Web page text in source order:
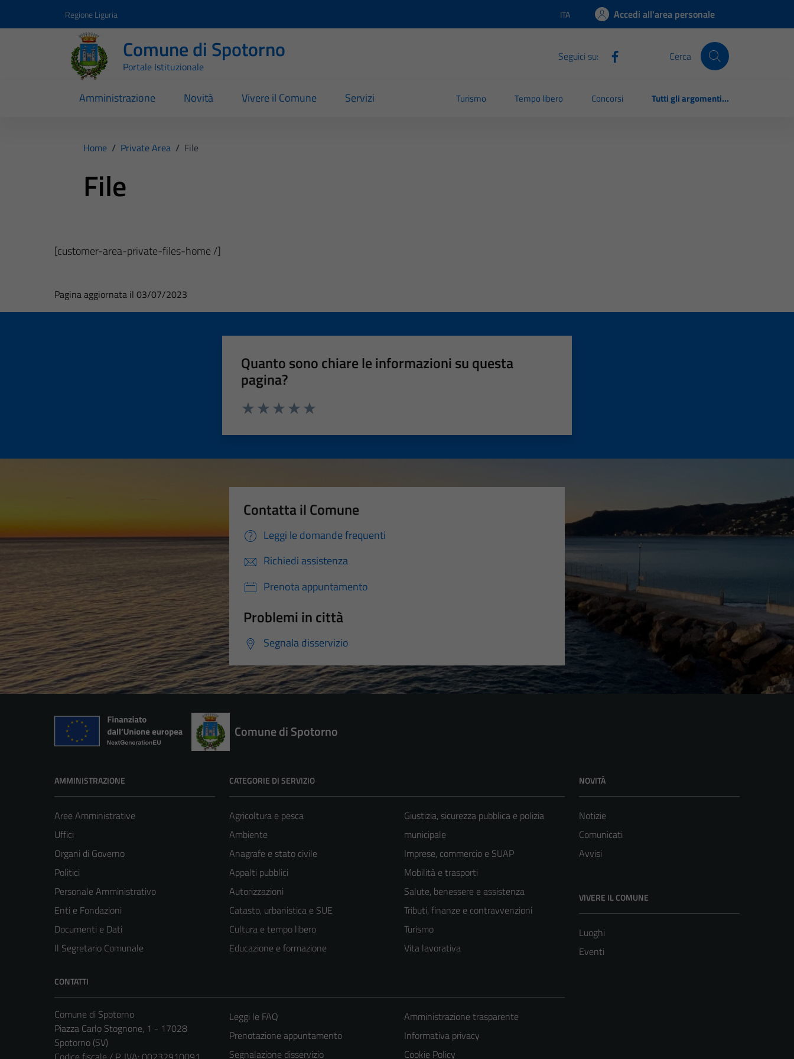
Regione Liguria Lingua attiva:
ITA Accedi all'area personale
Comune di Spotorno
Portale Istituzionale
Seguici su: Cerca
Amministrazione Novità Vivere il Comune Servizi Turismo Tempo libero Concorsi Tutti gli argomenti...
Home / Private Area / File
File
[customer-area-private-files-home /]
Pagina aggiornata il 03/07/2023
Quanto sono chiare le informazioni su questa
pagina?
Contatta il Comune
Leggi le domande frequenti
Richiedi assistenza
Prenota appuntamento
Problemi in città
Segnala disservizio
Comune di Spotorno
AMMINISTRAZIONE
Aree Amministrative
Uffici
Organi di Governo
Politici
Personale Amministrativo
Enti e Fondazioni
Documenti e Dati
Il Segretario Comunale
CATEGORIE DI SERVIZIO
Agricoltura e pesca
Ambiente
Anagrafe e stato civile
Appalti pubblici
Autorizzazioni
Catasto, urbanistica e SUE
Cultura e tempo libero
Educazione e formazione
Giustizia, sicurezza pubblica e polizia
municipale
Imprese, commercio e SUAP
Mobilità e trasporti
Salute, benessere e assistenza
Tributi, finanze e contravvenzioni
Turismo
Vita lavorativa
NOVITÀ
Notizie
Comunicati
Avvisi
VIVERE IL COMUNE
Luoghi
Eventi
CONTATTI
Comune di Spotorno
Piazza Carlo Stognone, 1 - 17028
Spotorno (SV)
Leggi le FAQ
Prenotazione appuntamento
Segnalazione disservizio
Amministrazione trasparente
Informativa privacy
Cookie Policy